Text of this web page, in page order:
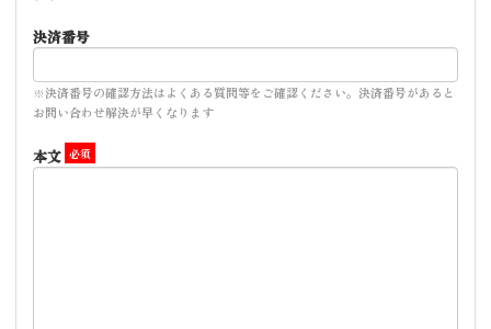
決済番号
※決済番号の確認方法はよくある質問等をご確認ください。決済番号があると
お問い合わせ解決が早くなります
本文